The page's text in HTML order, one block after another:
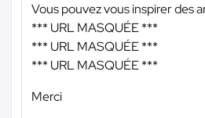
Vous pouvez vous inspirer des
*** URL MASQUÉE ***
*** URL MASQUÉE ***
*** URL MASQUÉE ***
Merci